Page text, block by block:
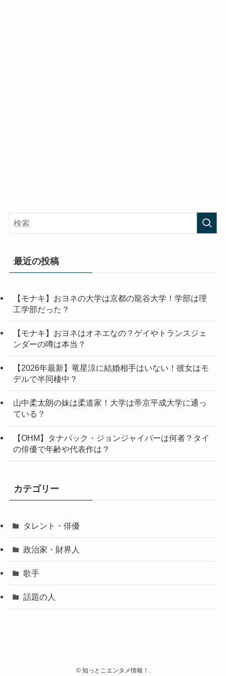
最近の投稿
【モナキ】おヨネの大学は京都の龍谷大学！学部は理
工学部だった？
【モナキ】おヨネはオネエなの？ゲイやトランスジェ
ンダーの噂は本当？
【2026年最新】竜星涼に結婚相手はいない！彼女はモ
デルで半同棲中？
山中柔太朗の妹は柔道家！大学は帝京平成大学に通っ
ている？
【OHM】タナパック・ジョンジャイパーは何者？タイ
の俳優で年齢や代表作は？
カテゴリー
タレント・俳優
政治家・財界人
歌手
話題の人
©知っとこエンタメ情報！.